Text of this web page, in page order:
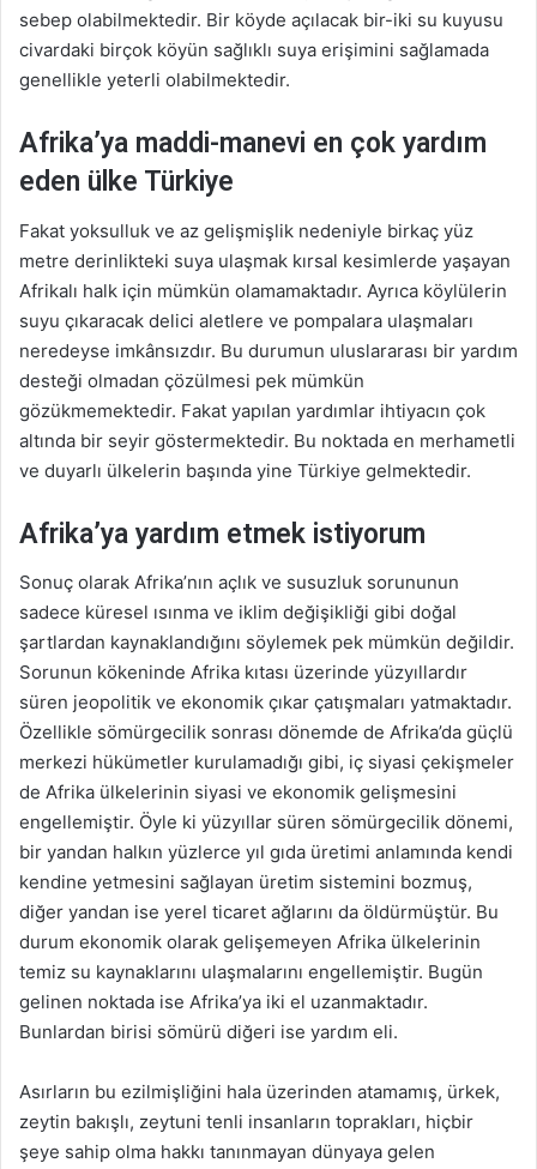
sebep olabilmektedir. Bir köyde açılacak bir-iki su kuyusu
civardaki birçok köyün sağlıklı suya erişimini sağlamada
genellikle yeterli olabilmektedir.
Afrika’ya maddi-manevi en çok yardım
eden ülke Türkiye
Fakat yoksulluk ve az gelişmişlik nedeniyle birkaç yüz
metre derinlikteki suya ulaşmak kırsal kesimlerde yaşayan
Afrikalı halk için mümkün olamamaktadır. Ayrıca köylülerin
suyu çıkaracak delici aletlere ve pompalara ulaşmaları
neredeyse imkânsızdır. Bu durumun uluslararası bir yardım
desteği olmadan çözülmesi pek mümkün
gözükmemektedir. Fakat yapılan yardımlar ihtiyacın çok
altında bir seyir göstermektedir. Bu noktada en merhametli
ve duyarlı ülkelerin başında yine Türkiye gelmektedir.
Afrika’ya yardım etmek istiyorum
Sonuç olarak Afrika’nın açlık ve susuzluk sorununun
sadece küresel ısınma ve iklim değişikliği gibi doğal
şartlardan kaynaklandığını söylemek pek mümkün değildir.
Sorunun kökeninde Afrika kıtası üzerinde yüzyıllardır
süren jeopolitik ve ekonomik çıkar çatışmaları yatmaktadır.
Özellikle sömürgecilik sonrası dönemde de Afrika’da güçlü
merkezi hükümetler kurulamadığı gibi, iç siyasi çekişmeler
de Afrika ülkelerinin siyasi ve ekonomik gelişmesini
engellemiştir. Öyle ki yüzyıllar süren sömürgecilik dönemi,
bir yandan halkın yüzlerce yıl gıda üretimi anlamında kendi
kendine yetmesini sağlayan üretim sistemini bozmuş,
diğer yandan ise yerel ticaret ağlarını da öldürmüştür. Bu
durum ekonomik olarak gelişemeyen Afrika ülkelerinin
temiz su kaynaklarını ulaşmalarını engellemiştir. Bugün
gelinen noktada ise Afrika’ya iki el uzanmaktadır.
Bunlardan birisi sömürü diğeri ise yardım eli.
Asırların bu ezilmişliğini hala üzerinden atamamış, ürkek,
zeytin bakışlı, zeytuni tenli insanların toprakları, hiçbir
şeye sahip olma hakkı tanınmayan dünyaya gelen